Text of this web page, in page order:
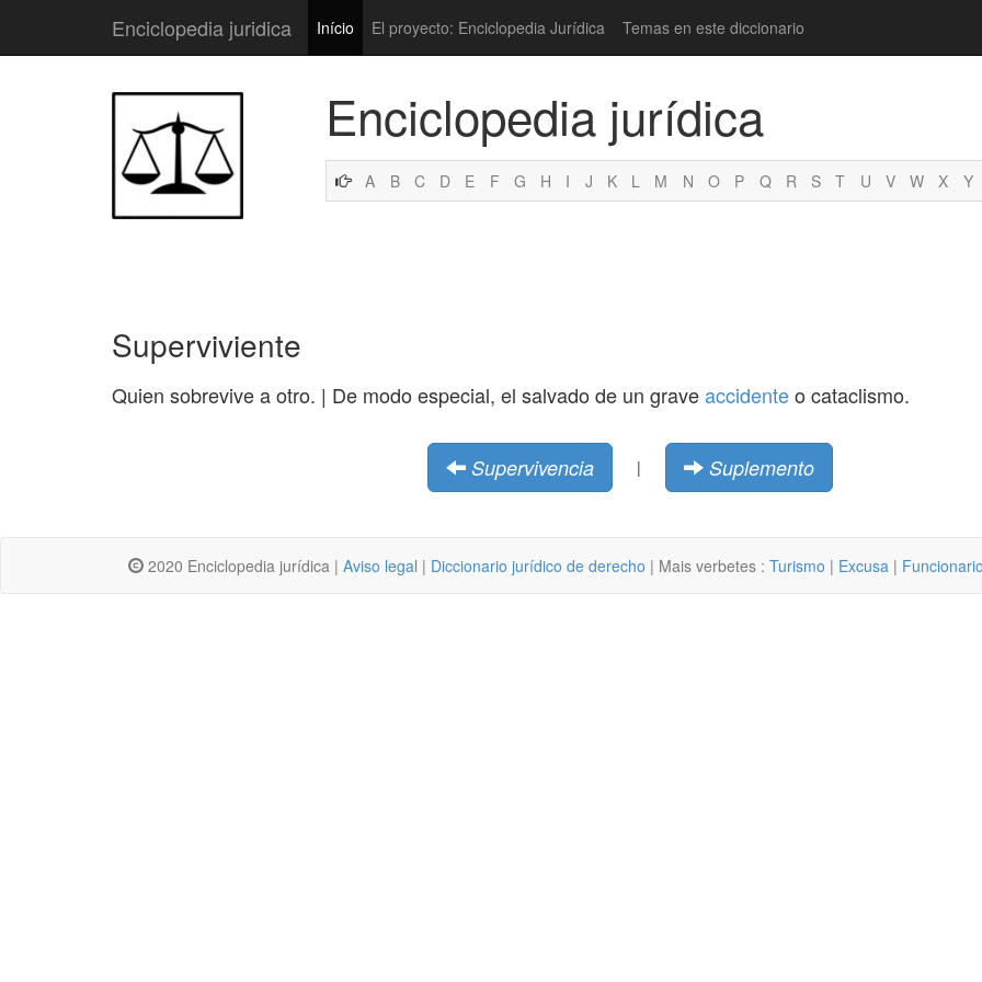
Enciclopedia juridica Início El proyecto: Enciclopedia Jurídica Temas en este diccionario
Enciclopedia jurídica
A B C D E F G H I J K L M N O P Q R S T U V W X Y
Superviviente
Quien sobrevive a otro. | De modo especial, el salvado de un graveaccidenteo cataclismo.
Supervivencia | Suplemento
2020 Enciclopedia jurídica | Aviso legal | Diccionario jurídico de derecho | Mais verbetes : Turismo | Excusa |